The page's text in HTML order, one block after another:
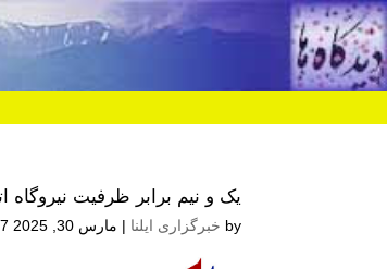
یک و نیم برابر ظرفیت نیروگاه اتمی بوشهر در ۷
by خبرگزاری ایلنا | مارس 30, 2025 10:27 ب.ظ